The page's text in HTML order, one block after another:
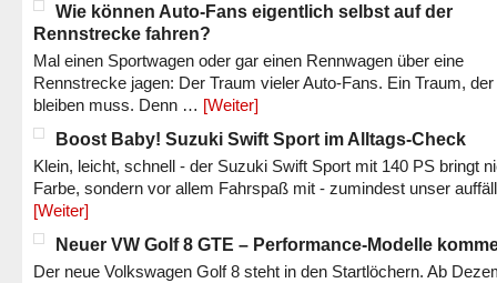
Wie können Auto-Fans eigentlich selbst auf der
Rennstrecke fahren?
Mal einen Sportwagen oder gar einen Rennwagen über eine
Rennstrecke jagen: Der Traum vieler Auto-Fans. Ein Traum,
bleiben muss. Denn … [Weiter]
Boost Baby! Suzuki Swift Sport im Alltags-Check
Klein, leicht, schnell - der Suzuki Swift Sport mit 140 PS bringt
Farbe, sondern vor allem Fahrspaß mit - zumindest unser
[Weiter]
Neuer VW Golf 8 GTE – Performance-Modelle
Der neue Volkswagen Golf 8 steht in den Startlöchern. Ab